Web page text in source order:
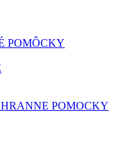
POMÔCKY
POMOCKY